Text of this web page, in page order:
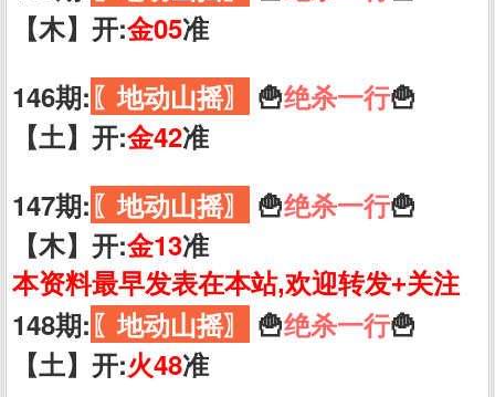
【木】开:金05准
146期:〖地动山摇〗 🍟绝杀一行🍟
【土】开:金42准
147期:〖地动山摇〗 🍟绝杀一行🍟
【木】开:金13准
本资料最早发表在本站,欢迎转发+关注
148期:〖地动山摇〗 🍟绝杀一行🍟
【土】开:火48准